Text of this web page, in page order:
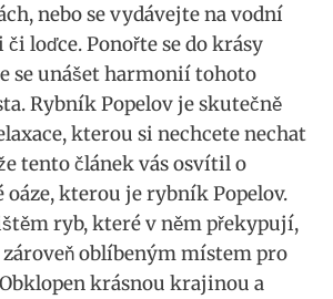
nebo se vydávejte na vodní
loďce. Ponořte se do krásy
se unášet harmonií tohoto
Rybník Popelov je skutečně
kterou si nechcete nechat
tento článek vás osvítil o
kterou je rybník Popelov.
ryb, které v něm překypují,
oblíbeným místem pro
krásnou krajinou a